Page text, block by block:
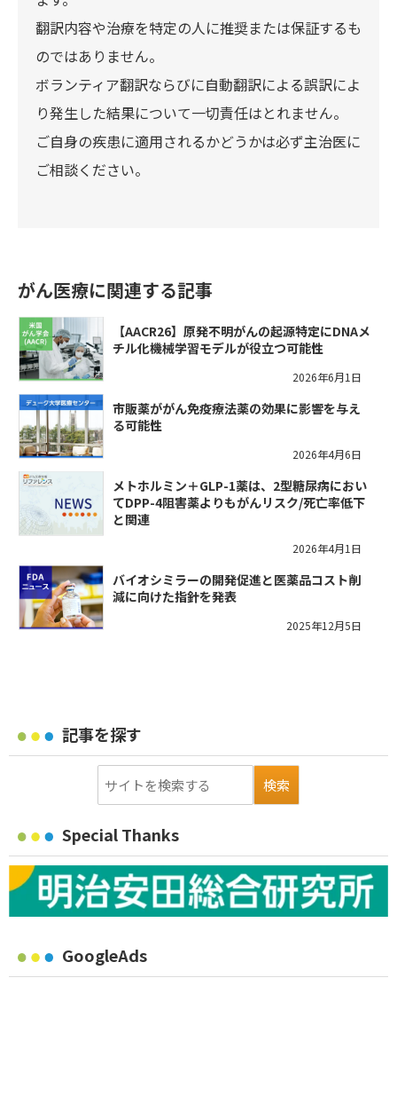
翻訳内容や治療を特定の人に推奨または保証するも
のではありません。
ボランティア翻訳ならびに自動翻訳による誤訳によ
り発生した結果について一切責任はとれません。
ご自身の疾患に適用されるかどうかは必ず主治医に
ご相談ください。
がん医療に関連する記事
【AACR26】原発不明がんの起源特定にDNAメ
チル化機械学習モデルが役立つ可能性
2026年6月1日
市販薬ががん免疫療法薬の効果に影響を与え
る可能性
2026年4月6日
メトホルミン＋GLP-1薬は、2型糖尿病におい
てDPP-4阻害薬よりもがんリスク/死亡率低下
と関連
2026年4月1日
バイオシミラーの開発促進と医薬品コスト削
減に向けた指針を発表
2025年12月5日
記事を探す
Special Thanks
GoogleAds